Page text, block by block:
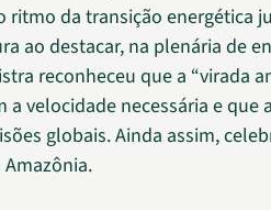
ritmo da transição energética
ao destacar, na plenária de
reconheceu que a “virada
a velocidade necessária e que
globais. Ainda assim,
Amazônia.